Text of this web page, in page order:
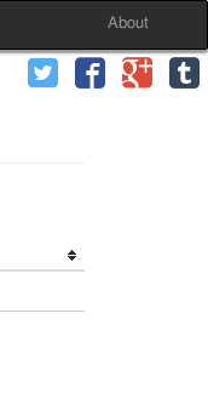
About